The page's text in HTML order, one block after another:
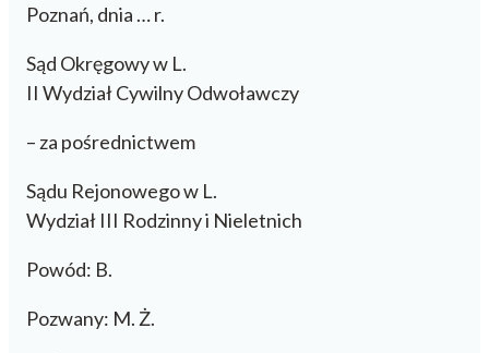
Poznań, dnia … r.
Sąd Okręgowy w L.
II Wydział Cywilny Odwoławczy
– za pośrednictwem
Sądu Rejonowego w L.
Wydział III Rodzinny i Nieletnich
Powód: B.
Pozwany: M. Ż.